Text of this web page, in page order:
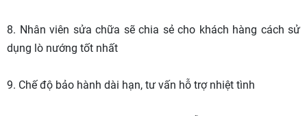
8. Nhân viên sửa chữa sẽ chia sẻ cho khách hàng cách sử
dụng lò nướng tốt nhất
9. Chế độ bảo hành dài hạn, tư vấn hỗ trợ nhiệt tình